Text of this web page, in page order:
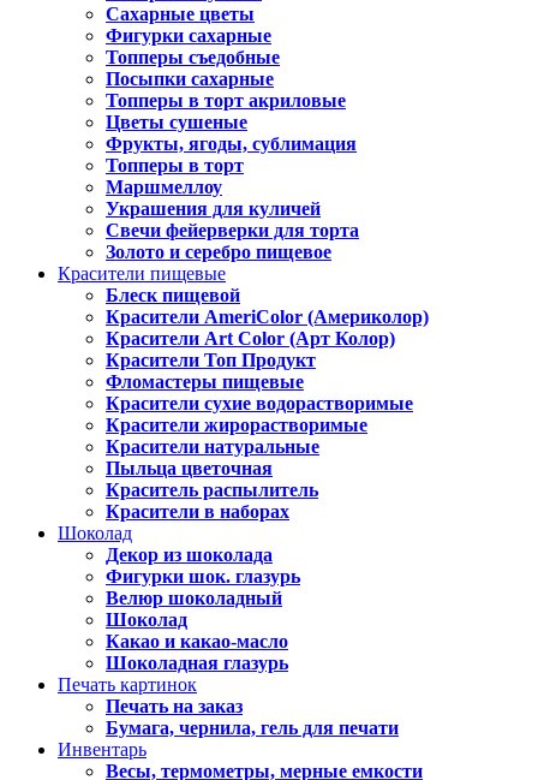
Сахарные цветы
Фигурки сахарные
Топперы съедобные
Посыпки сахарные
Топперы в торт акриловые
Цветы сушеные
Фрукты, ягоды, сублимация
Топперы в торт
Маршмеллоу
Украшения для куличей
Свечи фейерверки для торта
Золото и серебро пищевое
Красители пищевые
Блеск пищевой
Красители AmeriColor (Америколор)
Красители Art Color (Арт Колор)
Красители Топ Продукт
Фломастеры пищевые
Красители сухие водорастворимые
Красители жирорастворимые
Красители натуральные
Пыльца цветочная
Краситель распылитель
Красители в наборах
Шоколад
Декор из шоколада
Фигурки шок. глазурь
Велюр шоколадный
Шоколад
Какао и какао-масло
Шоколадная глазурь
Печать картинок
Печать на заказ
Бумага, чернила, гель для печати
Инвентарь
Весы, термометры, мерные емкости